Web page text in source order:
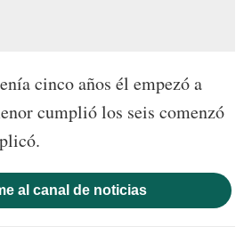
cinco años él empezó a
cumplió los seis comenzó
al canal de noticias